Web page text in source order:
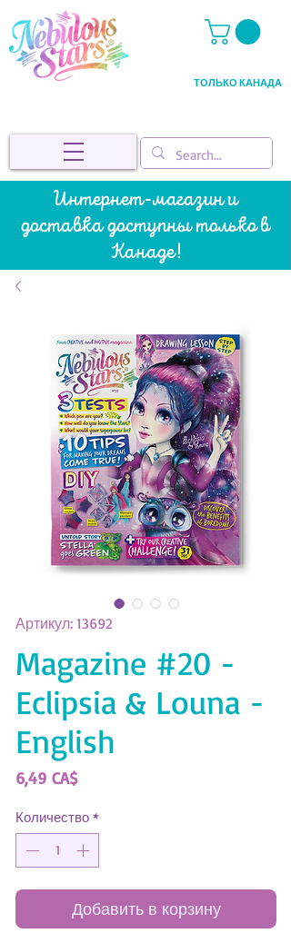
ТОЛЬКО КАНАДА
Интернет-магазин и
доставка доступны только в
Канаде!
Артикул: 13692
Magazine #20 -
Eclipsia & Louna -
English
6,49 CA$Цена
Количество *
Добавить в корзину